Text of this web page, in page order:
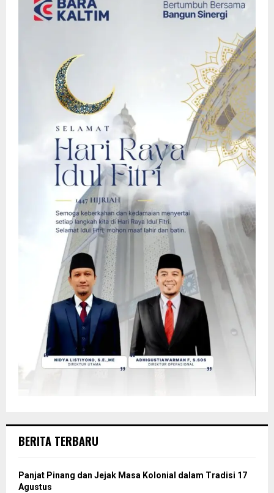
BERITA TERBARU
Panjat Pinang dan Jejak Masa Kolonial dalam Tradisi 17
Agustus